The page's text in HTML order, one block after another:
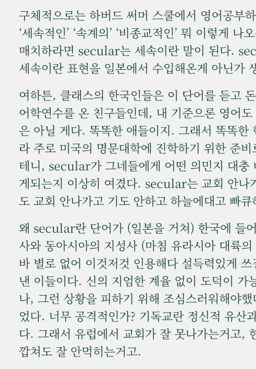
구체적으로는 하버드 써머 스쿨에서 영어공
‘세속적인’ ‘속계의’ ‘비종교적인’ 뭐 이렇게
매치하라면 secular는 세속이란 말이 된다.
세속이란 표현을 일본에서 수입해온게 아닌가
여하튼, 클래스의 한국인들은 이 단어를 듣고
어학연수를 온 친구들인데, 내 기준으론 영어
은 아닐 게다. 똑똑한 애들이지. 그래서 똑똑
라 주로 미국의 명문대학에 진학하기 위한 준
테니, secular가 그네들에게 어떤 의민지 대
게되는지 이상히 여겼다. secular는 교회 안나
도 교회 안나가고 기도 안하고 하늘에대고 빠
왜 secular란 단어가 (일본을 거쳐) 한국에 들
사와 동아시아의 지성사 (마침 유라시아 대륙
바 별로 없어 이것저것 인용해다 설득력있게
낸 이들이다. 신의 지엄한 계율 없이 도덕이 가
나, 그런 상황을 피하기 위해 조심스러워해야
었다. 너무 공격적인가? 기독교란 정신적 유산
다. 그래서 유럽에서 교회가 잘 못나가는거고,
깝쳐도 잘 안먹히는거고.